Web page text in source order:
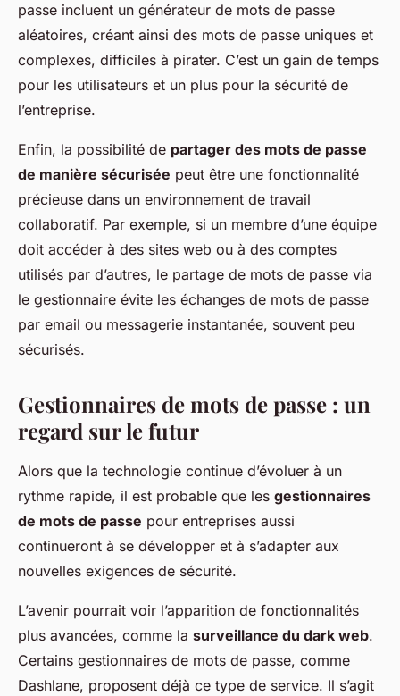
passe incluent un générateur de mots de passe
aléatoires, créant ainsi des mots de passe uniques et
complexes, difficiles à pirater. C’est un gain de temps
pour les utilisateurs et un plus pour la sécurité de
l’entreprise.
Enfin, la possibilité de partager des mots de passe
de manière sécurisée peut être une fonctionnalité
précieuse dans un environnement de travail
collaboratif. Par exemple, si un membre d’une équipe
doit accéder à des sites web ou à des comptes
utilisés par d’autres, le partage de mots de passe via
le gestionnaire évite les échanges de mots de passe
par email ou messagerie instantanée, souvent peu
sécurisés.
Gestionnaires de mots de passe : un
regard sur le futur
Alors que la technologie continue d’évoluer à un
rythme rapide, il est probable que les gestionnaires
de mots de passe pour entreprises aussi
continueront à se développer et à s’adapter aux
nouvelles exigences de sécurité.
L’avenir pourrait voir l’apparition de fonctionnalités
plus avancées, comme la surveillance du dark web.
Certains gestionnaires de mots de passe, comme
Dashlane, proposent déjà ce type de service. Il s’agit